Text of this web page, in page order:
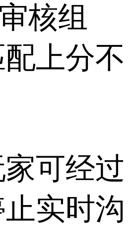
核组
上分不
可经过
实时沟